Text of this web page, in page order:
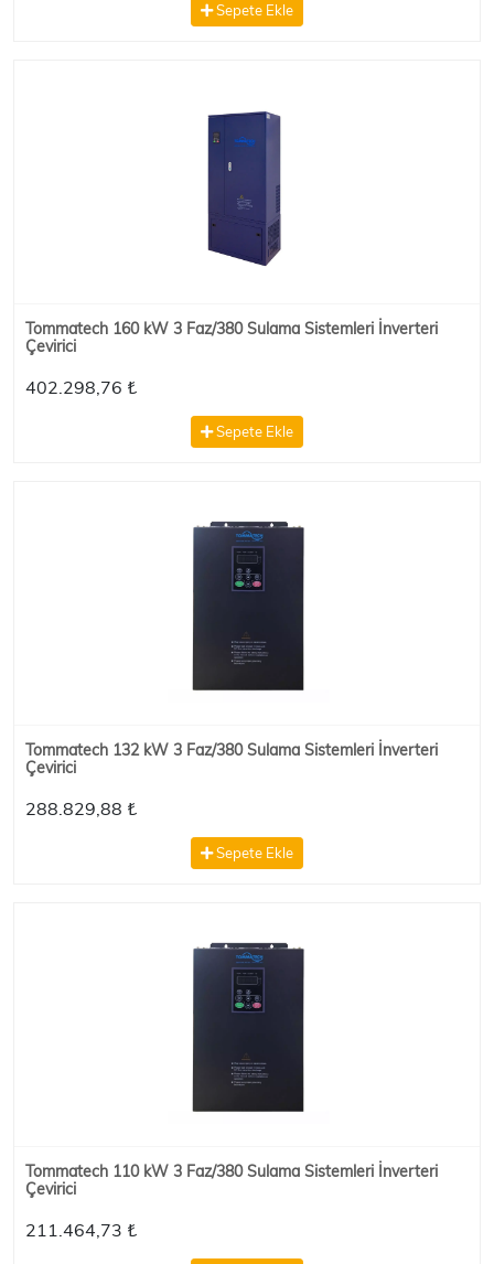
Sepete Ekle
Tommatech 160 kW 3 Faz/380 Sulama Sistemleri İnverteri
Çevirici
402.298,76 ₺
Sepete Ekle
Tommatech 132 kW 3 Faz/380 Sulama Sistemleri İnverteri
Çevirici
288.829,88 ₺
Sepete Ekle
Tommatech 110 kW 3 Faz/380 Sulama Sistemleri İnverteri
Çevirici
211.464,73 ₺